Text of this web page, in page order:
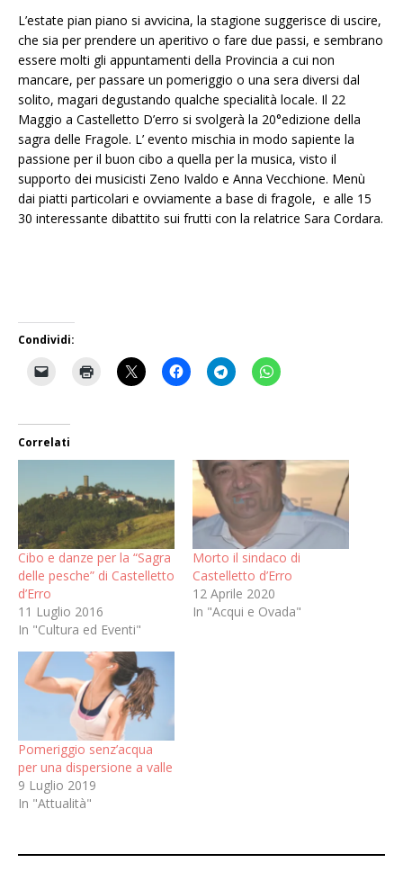
L’estate pian piano si avvicina, la stagione suggerisce di uscire,
che sia per prendere un aperitivo o fare due passi, e sembrano
essere molti gli appuntamenti della Provincia a cui non
mancare, per passare un pomeriggio o una sera diversi dal
solito, magari degustando qualche specialità locale. Il 22
Maggio a Castelletto D’erro si svolgerà la 20°edizione della
sagra delle Fragole. L’ evento mischia in modo sapiente la
passione per il buon cibo a quella per la musica, visto il
supporto dei musicisti Zeno Ivaldo e Anna Vecchione. Menù
dai piatti particolari e ovviamente a base di fragole, e alle 15
30 interessante dibattito sui frutti con la relatrice Sara Cordara.
Condividi:
Correlati
Cibo e danze per la “Sagra
delle pesche” di Castelletto
d’Erro
11 Luglio 2016
In "Cultura ed Eventi"
Morto il sindaco di
Castelletto d’Erro
12 Aprile 2020
In "Acqui e Ovada"
Pomeriggio senz’acqua
per una dispersione a valle
9 Luglio 2019
In "Attualità"